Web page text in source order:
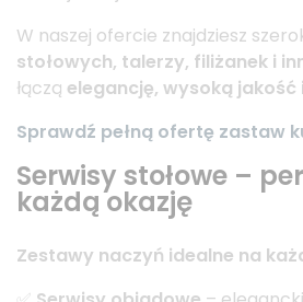
W naszej ofercie znajdziesz
stołowych, talerzy, filiżanek i
łączą elegancję, wysoką
Sprawdź pełną ofertę zastaw
Serwisy stołowe –
każdą okazję
Zestawy naczyń idealne na